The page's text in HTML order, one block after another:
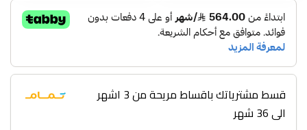
قسط مشترياتك باقساط مريحة من 3 اشهر
الى 36 شهر